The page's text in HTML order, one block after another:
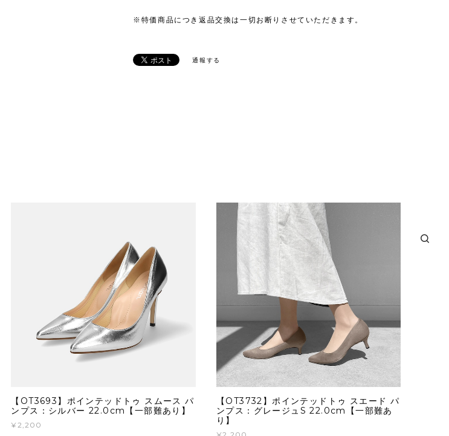
※特価商品につき返品交換は一切お断りさせていただきます。
通報する
【OT3693】ポインテッドトゥ スムース パ
ンプス：シルバー 22.0cm【一部難あり】
¥2,200
【OT3732】ポインテッドトゥ スエード パ
ンプス：グレージュS 22.0cm【一部難あ
り】